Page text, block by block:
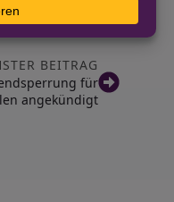
auf der
BEITRAG
für
angekündigt